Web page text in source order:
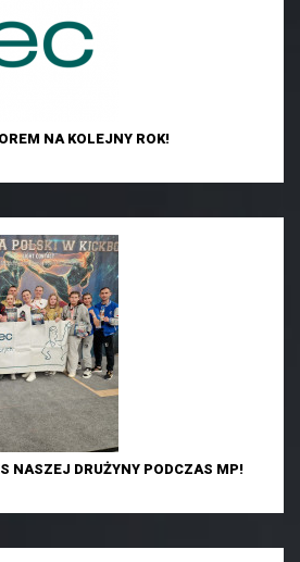
NA KOLEJNY ROK!
NASZEJ DRUŻYNY PODCZAS MP!